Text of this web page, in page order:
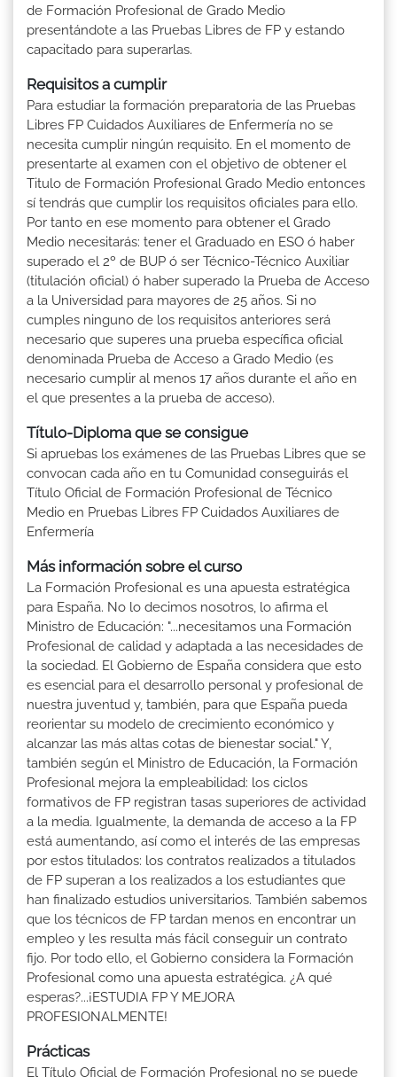
de Formación Profesional de Grado Medio
presentándote a las Pruebas Libres de FP y estando
capacitado para superarlas.
Requisitos a cumplir
Para estudiar la formación preparatoria de las Pruebas
Libres FP Cuidados Auxiliares de Enfermería no se
necesita cumplir ningún requisito. En el momento de
presentarte al examen con el objetivo de obtener el
Titulo de Formación Profesional Grado Medio entonces
sí tendrás que cumplir los requisitos oficiales para ello.
Por tanto en ese momento para obtener el Grado
Medio necesitarás: tener el Graduado en ESO ó haber
superado el 2º de BUP ó ser Técnico-Técnico Auxiliar
(titulación oficial) ó haber superado la Prueba de Acceso
a la Universidad para mayores de 25 años. Si no
cumples ninguno de los requisitos anteriores será
necesario que superes una prueba específica oficial
denominada Prueba de Acceso a Grado Medio (es
necesario cumplir al menos 17 años durante el año en
el que presentes a la prueba de acceso).
Título-Diploma que se consigue
Si apruebas los exámenes de las Pruebas Libres que se
convocan cada año en tu Comunidad conseguirás el
Título Oficial de Formación Profesional de Técnico
Medio en Pruebas Libres FP Cuidados Auxiliares de
Enfermería
Más información sobre el curso
La Formación Profesional es una apuesta estratégica
para España. No lo decimos nosotros, lo afirma el
Ministro de Educación: "...necesitamos una Formación
Profesional de calidad y adaptada a las necesidades de
la sociedad. El Gobierno de España considera que esto
es esencial para el desarrollo personal y profesional de
nuestra juventud y, también, para que España pueda
reorientar su modelo de crecimiento económico y
alcanzar las más altas cotas de bienestar social." Y,
también según el Ministro de Educación, la Formación
Profesional mejora la empleabilidad: los ciclos
formativos de FP registran tasas superiores de actividad
a la media. Igualmente, la demanda de acceso a la FP
está aumentando, así como el interés de las empresas
por estos titulados: los contratos realizados a titulados
de FP superan a los realizados a los estudiantes que
han finalizado estudios universitarios. También sabemos
que los técnicos de FP tardan menos en encontrar un
empleo y les resulta más fácil conseguir un contrato
fijo. Por todo ello, el Gobierno considera la Formación
Profesional como una apuesta estratégica. ¿A qué
esperas?...¡ESTUDIA FP Y MEJORA
PROFESIONALMENTE!
Prácticas
El Título Oficial de Formación Profesional no se puede